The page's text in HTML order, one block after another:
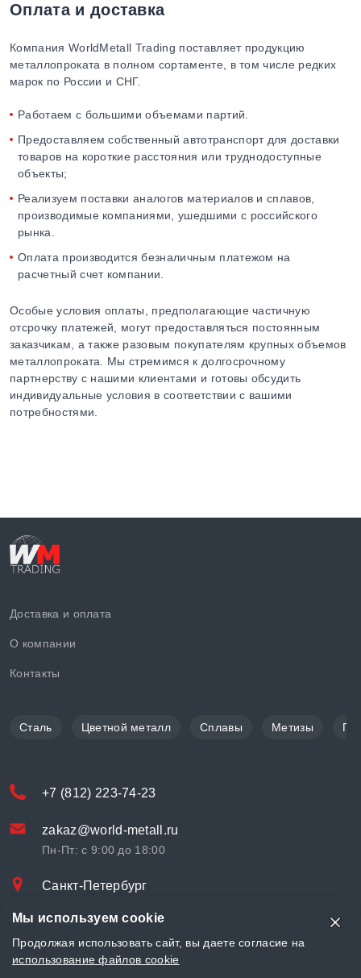
Оплата и доставка
Компания WorldMetall Trading поставляет продукцию
металлопроката в полном сортаменте, в том числе редких
марок по России и СНГ.
Работаем с большими объемами партий.
Предоставляем собственный автотранспорт для доставки
товаров на короткие расстояния или труднодоступные
объекты;
Реализуем поставки аналогов материалов и сплавов,
производимые компаниями, ушедшими с российского
рынка.
Оплата производится безналичным платежом на
расчетный счет компании.
Особые условия оплаты, предполагающие частичную
отсрочку платежей, могут предоставляться постоянным
заказчикам, а также разовым покупателям крупных объемов
металлопроката. Мы стремимся к долгосрочному
партнерству с нашими клиентами и готовы обсудить
индивидуальные условия в соответствии с вашими
потребностями.
Доставка и оплата
О компании
Контакты
Сталь Цветной металл Сплавы Метизы
+7 (812) 223-74-23
zakaz@world-metall.ru
Пн-Пт: с 9:00 до 18:00
Санкт-Петербург
© «World Metall» 2025, Разработка и комплексное продвижение
"LCAgency"
Мы используем cookie
Продолжая использовать сайт, вы даете согласие на
использование файлов cookie